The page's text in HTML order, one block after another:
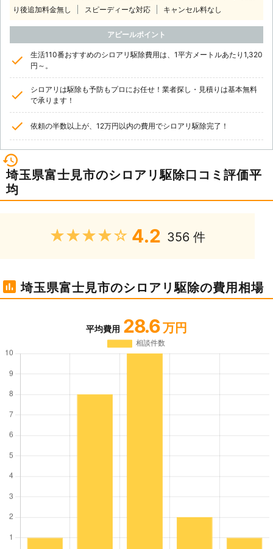
り後追加料金無し
スピーディーな対応 キャンセル料なし
アピールポイント
生活110番おすすめのシロアリ駆除費用は、1平方メートルあたり1,320
円～。
シロアリは駆除も予防もプロにお任せ！業者探し・見積りは基本無料
で承ります！
依頼の半数以上が、12万円以内の費用でシロアリ駆除完了！
埼玉県富士見市のシロアリ駆除口コミ評価平
均
★★★★★ 4.2 356 件
埼玉県富士見市のシロアリ駆除の費用相場
平均費用 28.6 万円